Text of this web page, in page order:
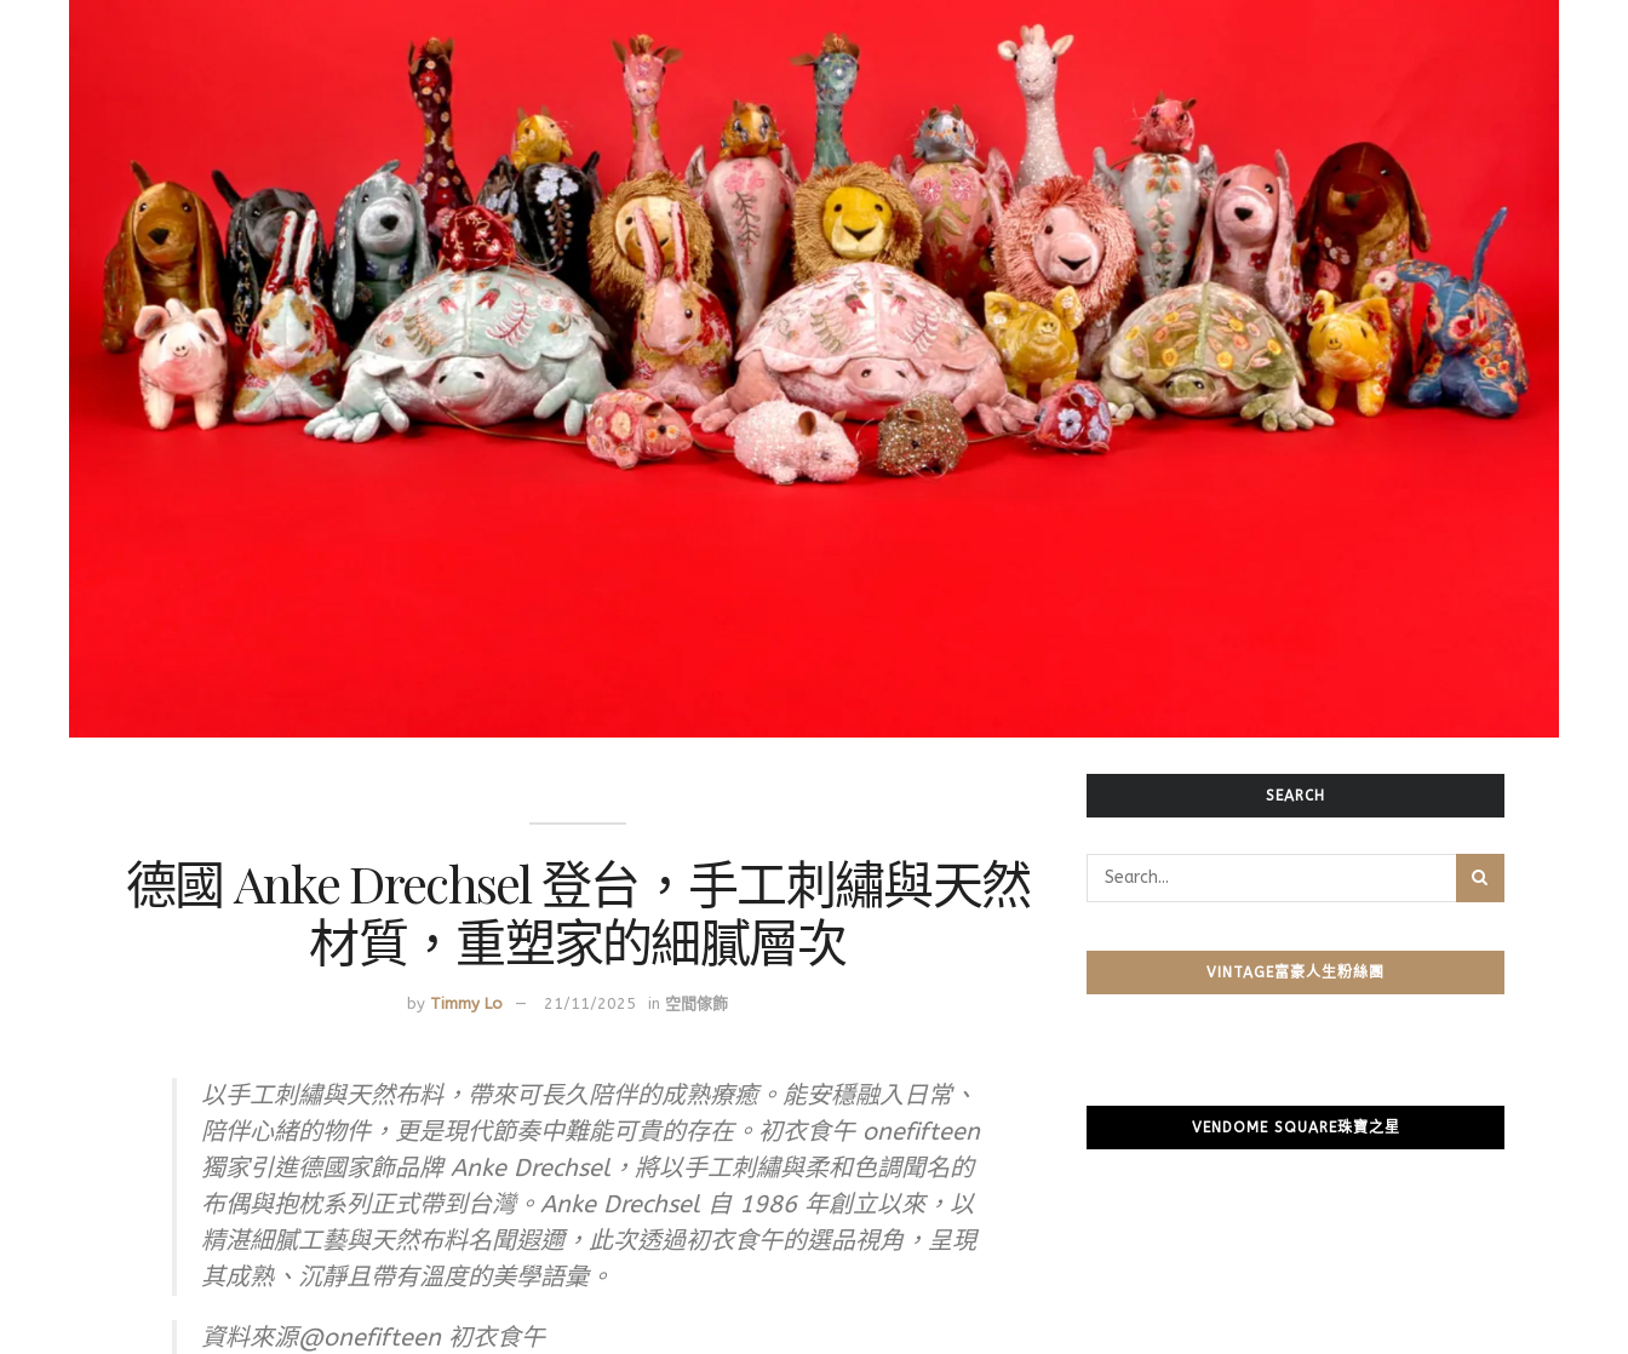
德國 Anke Drechsel 登台，手工刺繡與天然
材質，重塑家的細膩層次
by Timmy Lo 21/11/2025 in 空間傢飾
以手工刺繡與天然布料，帶來可長久陪伴的成熟療癒。能安穩融入日常、
陪伴心緒的物件，更是現代節奏中難能可貴的存在。初衣食午 onefifteen
獨家引進德國家飾品牌 Anke Drechsel，將以手工刺繡與柔和色調聞名的
布偶與抱枕系列正式帶到台灣。Anke Drechsel 自 1986 年創立以來，以
精湛細膩工藝與天然布料名聞遐邇，此次透過初衣食午的選品視角，呈現
其成熟、沉靜且帶有溫度的美學語彙。
資料來源@onefifteen 初衣食午
SEARCH
VINTAGE富豪人生粉絲團
VENDOME SQUARE珠寶之星